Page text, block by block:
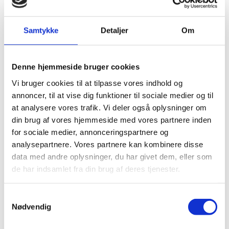
Samtykke Detaljer Om
Denne hjemmeside bruger cookies
Vi bruger cookies til at tilpasse vores indhold og
annoncer, til at vise dig funktioner til sociale medier og til
at analysere vores trafik. Vi deler også oplysninger om
din brug af vores hjemmeside med vores partnere inden
for sociale medier, annonceringspartnere og
analysepartnere. Vores partnere kan kombinere disse
data med andre oplysninger, du har givet dem, eller som
de har indsamlet fra din brug af deres tjenester.
Nødvendig
med erfaring fra erhvervslivet.
Bestyrelsesmedlemmerne, herunder forpersonen, kan
Grundforskningsfond, bestyrelsen for Danmarks
Innovationsfond, udvalg under Danmarks Frie
Forskningsfond eller udvalg under Danmarks
Innovationsfond med bevillingskompetence.
Ligestilling
Uddannelses- og forskningsministerens udpegning af
medlemmer af Danmarks Frie Forskningsfonds
bestyrelse er omfattet af bestemmelserne om
Uddannelses- og Forskningsstyrelsen anmoder om, at
der indsendes forslag af både kvinder og mænd til